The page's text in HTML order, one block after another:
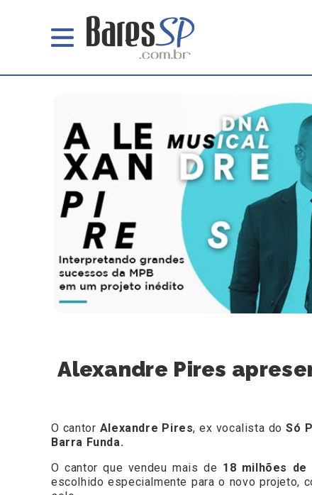
Alexandre Pires
O cantor Alexandre Pires, ex vocalista doSó
Barra Funda.
O cantor que vendeu mais de 18 milhões
escolhido especialmente para o novo projeto,